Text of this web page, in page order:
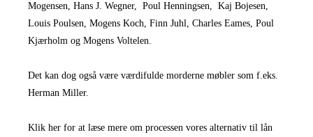
Mogensen, Hans J. Wegner, Poul Henningsen, Kaj Bojesen,
Louis Poulsen, Mogens Koch, Finn Juhl, Charles Eames, Poul
Kjærholm og Mogens Voltelen.
Det kan dog også være værdifulde morderne møbler som f.eks.
Herman Miller.
Klik her for at læse mere om processen vores alternativ til lån